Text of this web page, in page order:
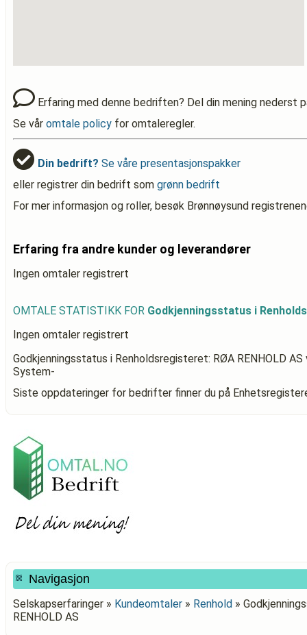
Erfaring med denne bedriften? Del din mening nederst
Se vår omtale policy for omtaleregler.
Din bedrift? Se våre presentasjonspakker
eller registrer din bedrift som grønn bedrift
For mer informasjon og roller, besøk Brønnøysund
Erfaring fra andre kunder og leverandører
Ingen omtaler registrert
OMTALE STATISTIKK FOR Godkjenningsstatus i
Ingen omtaler registrert
Godkjenningsstatus i Renholdsregisteret: RØA RENHOLD AS
System-
Siste oppdateringer for bedrifter finner du på
Navigasjon
Selskapserfaringer » Kundeomtaler » Renhold »
RENHOLD AS